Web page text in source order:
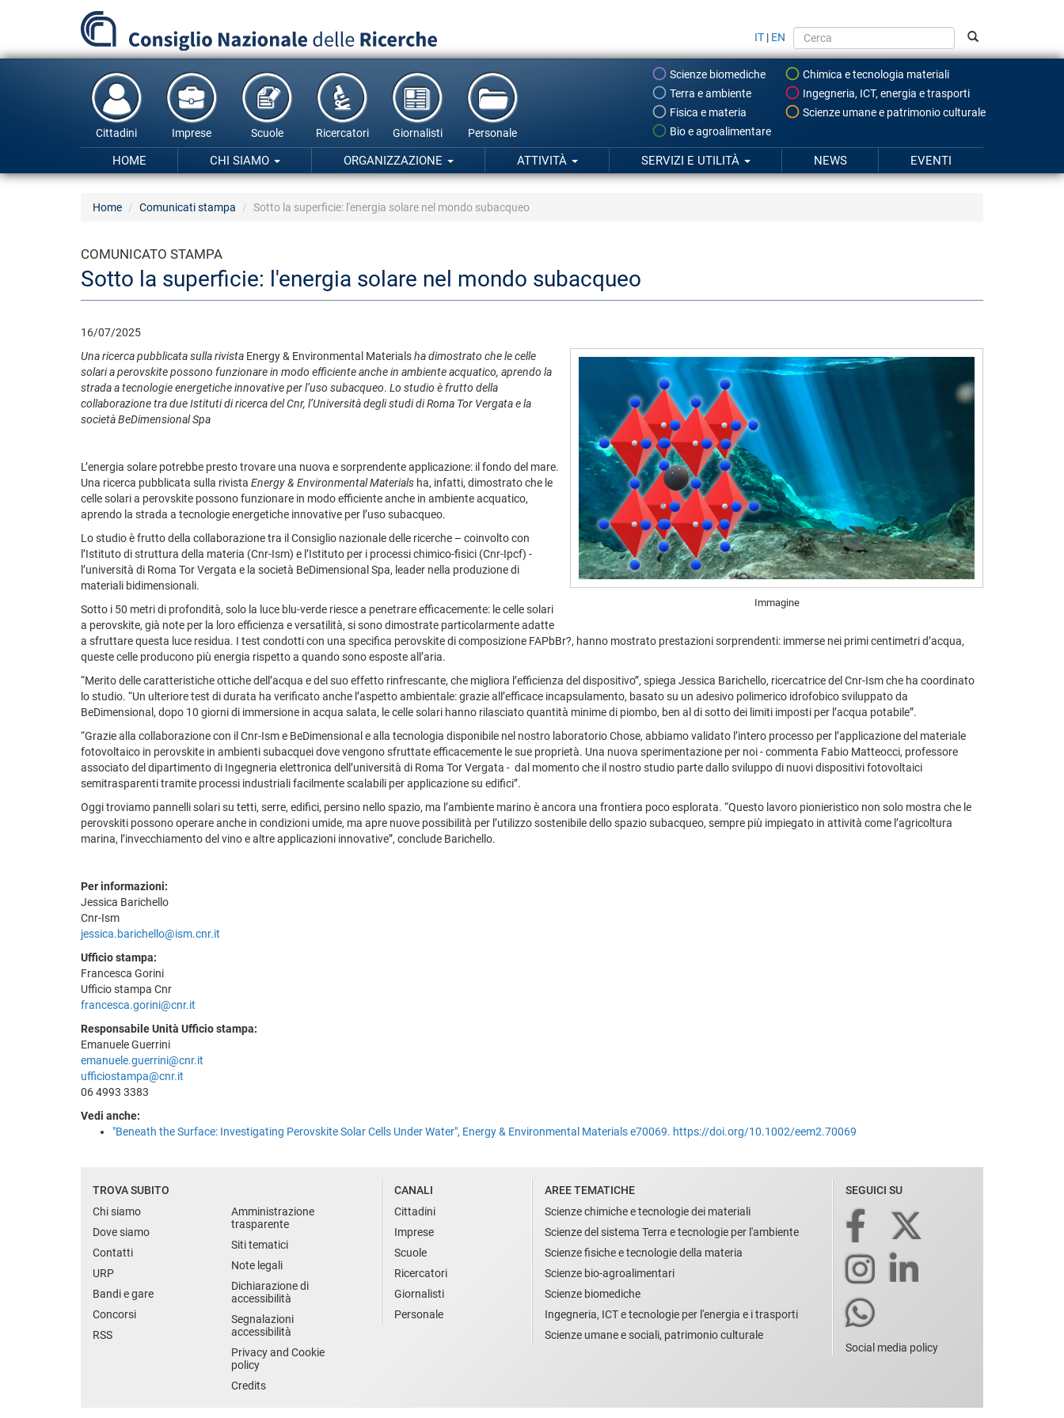
principale
IT | EN
Scienze biomediche
Chimica e tecnologia materiali
Terra e ambiente
Ingegneria, ICT, energia e trasporti
Fisica e materia
Scienze umane e patrimonio culturale
Bio e agroalimentare
Cittadini Imprese Scuole Ricercatori Giornalisti Personale
HOME CHI SIAMO ORGANIZZAZIONE ATTIVITÀ SERVIZI E UTILITÀ NEWS EVENTI
Home Comunicati stampa Sotto la superficie: l'energia solare nel mondo subacqueo
COMUNICATO STAMPA
Sotto la superficie: l'energia solare nel mondo subacqueo
16/07/2025
Immagine
Una ricerca pubblicata sulla rivista Energy & Environmental Materialsha dimostrato che le celle
solari a perovskite possono funzionare in modo efficiente anche in ambiente acquatico, aprendo la
strada a tecnologie energetiche innovative per l’uso subacqueo. Lo studio è frutto della
collaborazione tra due Istituti di ricerca del Cnr, l’Università degli studi di Roma Tor Vergata e la
società BeDimensional Spa
L’energia solare potrebbe presto trovare una nuova e sorprendente applicazione: il fondo del mare.
Una ricerca pubblicata sulla rivista Energy & Environmental Materials ha, infatti, dimostratoche le
celle solari a perovskite possono funzionare in modo efficiente anche in ambiente acquatico,
aprendo la strada a tecnologie energetiche innovative per l’uso subacqueo.
Lo studio è frutto della collaborazione tra il Consiglio nazionale delle ricerche – coinvolto con
l’Istituto di struttura della materia (Cnr-Ism) e l’Istituto per i processi chimico-fisici (Cnr-Ipcf) -
l’università di Roma Tor Vergata e la società BeDimensional Spa, leader nella produzione di
materiali bidimensionali.
Sotto i 50 metri di profondità, solo la luce blu-verde riesce a penetrare efficacemente: le celle solari
a perovskite, già note per la loro efficienza e versatilità, si sono dimostrate particolarmente adatte
a sfruttare questa luce residua. I test condotti con una specifica perovskite di composizione FAPbBr?, hanno mostrato prestazioni sorprendenti: immerse nei primi centimetri d’acqua,
queste celle producono più energia rispetto a quando sono esposte all’aria.
“Merito delle caratteristiche ottiche dell’acqua e del suo effetto rinfrescante, che migliora l’efficienza del dispositivo”, spiega Jessica Barichello, ricercatrice del Cnr-Ism che ha coordinato
lo studio. “Un ulteriore test di durata ha verificato anche l’aspetto ambientale: grazie all’efficace incapsulamento, basato su un adesivo polimerico idrofobico sviluppato da
BeDimensional, dopo 10 giorni di immersione in acqua salata, le celle solari hanno rilasciato quantità minime di piombo, ben al di sotto dei limiti imposti per l’acqua potabile”.
“Grazie alla collaborazione con il Cnr-Ism e BeDimensional e alla tecnologia disponibile nel nostro laboratorio Chose, abbiamo validato l’intero processo per l’applicazione del materiale
fotovoltaico in perovskite in ambienti subacquei dove vengono sfruttate efficacemente le sue proprietà. Una nuova sperimentazione per noi - commenta Fabio Matteocci, professore
associato del dipartimento di Ingegneria elettronica dell’università di Roma Tor Vergata - dal momento che il nostro studio parte dallo sviluppo di nuovi dispositivi fotovoltaici
semitrasparenti tramite processi industriali facilmente scalabili per applicazione su edifici”.
Oggi troviamo pannelli solari su tetti, serre, edifici, persino nello spazio, ma l’ambiente marino è ancora una frontiera poco esplorata. “Questo lavoro pionieristico non solo mostra che le
perovskiti possono operare anche in condizioni umide, ma apre nuove possibilità per l’utilizzo sostenibile dello spazio subacqueo, sempre più impiegato in attività come l’agricoltura
marina, l’invecchiamento del vino e altre applicazioni innovative”, conclude Barichello.
Per informazioni:
Jessica Barichello
Cnr-Ism
jessica.barichello@ism.cnr.it
Ufficio stampa:
Francesca Gorini
Ufficio stampa Cnr
francesca.gorini@cnr.it
Responsabile Unità Ufficio stampa:
Emanuele Guerrini
emanuele.guerrini@cnr.it
ufficiostampa@cnr.it
06 4993 3383
Vedi anche:
"Beneath the Surface: Investigating Perovskite Solar Cells Under Water", Energy & Environmental Materials e70069. https://doi.org/10.1002/eem2.70069
TROVA SUBITO
Chi siamo
Dove siamo
Contatti
URP
Bandi e gare
Concorsi
RSS
Amministrazione
trasparente
Siti tematici
Note legali
Dichiarazione di
accessibilità
Segnalazioni
accessibilità
Privacy and Cookie
policy
Credits
CANALI
Cittadini
Imprese
Scuole
Ricercatori
Giornalisti
Personale
AREE TEMATICHE
Scienze chimiche e tecnologie dei materiali
Scienze del sistema Terra e tecnologie per l'ambiente
Scienze fisiche e tecnologie della materia
Scienze bio-agroalimentari
Scienze biomediche
Ingegneria, ICT e tecnologie per l'energia e i trasporti
Scienze umane e sociali, patrimonio culturale
SEGUICI SU
Social media policy